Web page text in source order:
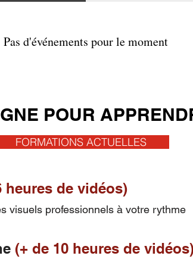
Pas d'événements pour le moment
POUR
FORMATIONS ACTUELLES
heures de vidéos)
visuels professionnels à votre rythme
(+ de 10 heures de